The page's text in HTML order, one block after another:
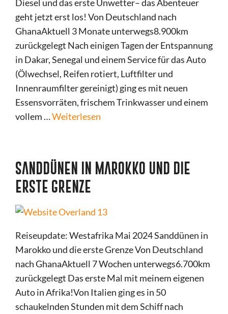
Diesel und das erste Unwetter– das Abenteuer
geht jetzt erst los! Von Deutschland nach
GhanaAktuell 3 Monate unterwegs8.900km
zurückgelegt Nach einigen Tagen der Entspannung
in Dakar, Senegal und einem Service für das Auto
(Ölwechsel, Reifen rotiert, Luftfilter und
Innenraumfilter gereinigt) ging es mit neuen
Essensvorräten, frischem Trinkwasser und einem
vollem …Weiterlesen
SANDDÜNEN IN MAROKKO UND DIE
ERSTE GRENZE
Reiseupdate: Westafrika Mai 2024 Sanddünen in
Marokko und die erste Grenze Von Deutschland
nach GhanaAktuell 7 Wochen unterwegs6.700km
zurückgelegt Das erste Mal mit meinem eigenen
Auto in Afrika!Von Italien ging es in 50
schaukelnden Stunden mit dem Schiff nach